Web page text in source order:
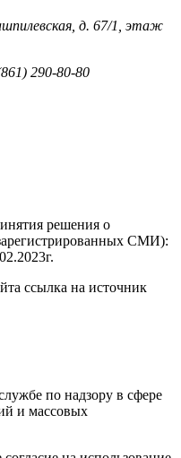
д. 67/1, этаж
290-80-80
решения о
СМИ):
ссылка на источник
по надзору в сфере
и массовых